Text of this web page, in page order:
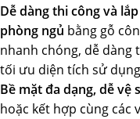
Dễ dàng thi công và
phòng ngủ bằng gỗ
nhanh chóng, dễ dàng
tối ưu diện tích sử
Bề mặt đa dạng, dễ vệ
hoặc kết hợp cùng các